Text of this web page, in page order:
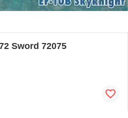
Sword 72075